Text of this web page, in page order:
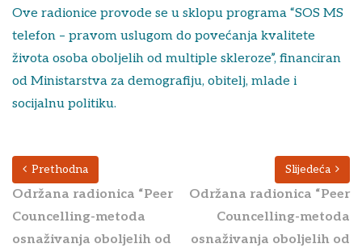
Ove radionice provode se u sklopu programa “SOS MS
telefon – pravom uslugom do povećanja kvalitete
života osoba oboljelih od multiple skleroze”, financiran
od Ministarstva za demografiju, obitelj, mlade i
socijalnu politiku.
Prethodna
Održana radionica “Peer
Councelling-metoda
osnaživanja oboljelih od
Slijedeća
Održana radionica “Peer
Councelling-metoda
osnaživanja oboljelih od